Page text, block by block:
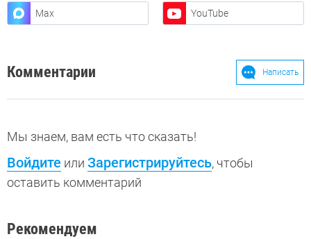
Max YouTube
Комментарии Написать
Мы знаем, вам есть что сказать!
Войдите или Зарегистрируйтесь, чтобы
оставить комментарий
Рекомендуем